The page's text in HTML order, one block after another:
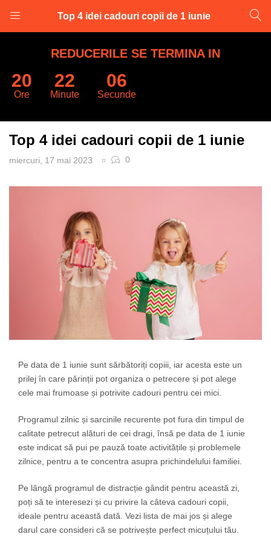
Top 4 idei cadouri copii de 1 iunie
LOGARE INREGISTRARE
Introduceti numele de utilizator și parola pentru a va autentifica.
Parola uitata?
REDUCERILE SE TERMINA IN
20
Ore
22
Minute
06
Secunde
Top 4 idei cadouri copii de 1 iunie
miercuri, 17 mai 2023 0
Pe data de 1 iunie sunt sărbătoriți copiii, iar acesta este un
prilej în care părinții pot organiza o petrecere și pot alege
cele mai frumoase și potrivite cadouri pentru cei mici.
Programul zilnic și sarcinile recurente pot fura din timpul de
calitate petrecut alături de cei dragi, însă pe data de 1 iunie
este indicat să pui pe pauză toate activitățile și problemele
zilnice, pentru a te concentra asupra prichindelului familiei.
Pe lângă programul de distracție gândit pentru această zi,
poți să te interesezi și cu privire la câteva cadouri copii,
ideale pentru această dată. Vezi lista de mai jos și alege
darul care consideri că se potrivește perfect micuțului tău.